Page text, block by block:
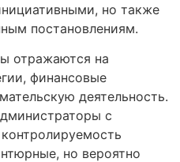
но также
постановлениям.
отражаются на
финансовые
деятельность.
с
но вероятно